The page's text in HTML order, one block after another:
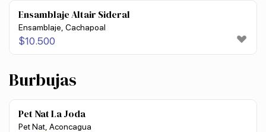
Ensamblaje Altair Sideral
Ensamblaje, Cachapoal
$10.500
Burbujas
Pet Nat La Joda
Pet Nat, Aconcagua